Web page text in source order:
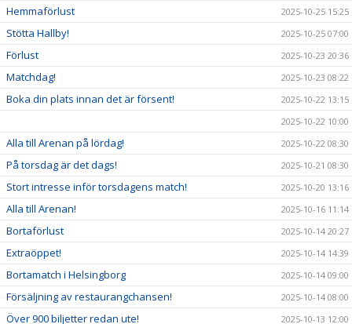
Hemmaförlust 2025-10-25 15:25
Stötta Hallby! 2025-10-25 07:00
Förlust 2025-10-23 20:36
Matchdag! 2025-10-23 08:22
Boka din plats innan det är försent!
2025-10-22 13:15
2025-10-22 10:00
Alla till Arenan på lördag! 2025-10-22 08:30
På torsdag är det dags! 2025-10-21 08:30
Stort intresse inför torsdagens match! 2025-10-20 13:16
Alla till Arenan! 2025-10-16 11:14
Bortaförlust 2025-10-14 20:27
Extraöppet! 2025-10-14 14:39
Bortamatch i Helsingborg 2025-10-14 09:00
Försäljning av restaurangchansen! 2025-10-14 08:00
Över 900 biljetter redan ute! 2025-10-13 12:00